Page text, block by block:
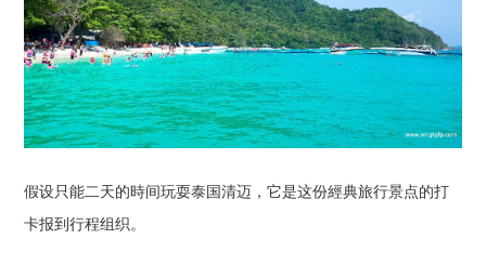
假设只能二天的時间玩耍泰国清迈，它是这份經典旅行景点的打
卡报到行程组织。